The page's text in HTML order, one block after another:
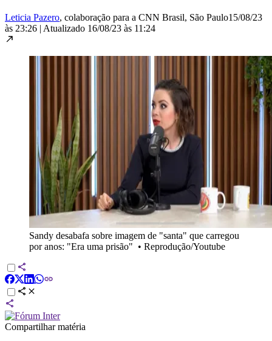
Leticia Pazero, colaboração para a CNN Brasil, São Paulo15/08/23
às 23:26 | Atualizado 16/08/23 às 11:24
Sandy desabafa sobre imagem de "santa" que carregou
por anos: "Era uma prisão" • Reprodução/Youtube
Compartilhar matéria